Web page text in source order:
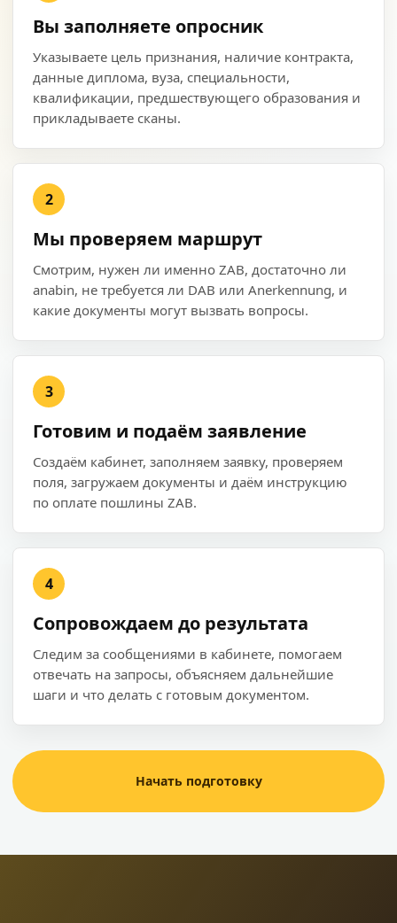
Вы заполняете опросник
Указываете цель признания, наличие контракта,
данные диплома, вуза, специальности,
квалификации, предшествующего образования и
прикладываете сканы.
2
Мы проверяем маршрут
Смотрим, нужен ли именно ZAB, достаточно ли
anabin, не требуется ли DAB или Anerkennung, и
какие документы могут вызвать вопросы.
3
Готовим и подаём заявление
Создаём кабинет, заполняем заявку, проверяем
поля, загружаем документы и даём инструкцию
по оплате пошлины ZAB.
4
Сопровождаем до результата
Следим за сообщениями в кабинете, помогаем
отвечать на запросы, объясняем дальнейшие
шаги и что делать с готовым документом.
Начать подготовку